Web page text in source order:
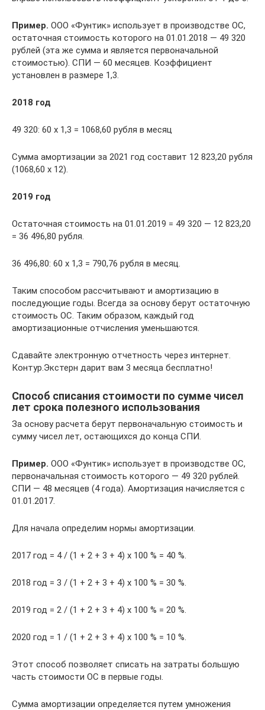
Пример. ООО «Фунтик» использует в производстве ОС,
остаточная стоимость которого на 01.01.2018 — 49 320
рублей (эта же сумма и является первоначальной
стоимостью). СПИ — 60 месяцев. Коэффициент
установлен в размере 1,3.
2018 год
49 320: 60 х 1,3 = 1068,60 рубля в месяц
Сумма амортизации за 2021 год составит 12 823,20 рубля
(1068,60 х 12).
2019 год
Остаточная стоимость на 01.01.2019 = 49 320 — 12 823,20
= 36 496,80 рубля.
36 496,80: 60 х 1,3 = 790,76 рубля в месяц.
Таким способом рассчитывают и амортизацию в
последующие годы. Всегда за основу берут остаточную
стоимость ОС. Таким образом, каждый год
амортизационные отчисления уменьшаются.
Сдавайте электронную отчетность через интернет.
Контур.Экстерн дарит вам 3 месяца бесплатно!
Способ списания стоимости по сумме чисел
лет срока полезного использования
За основу расчета берут первоначальную стоимость и
сумму чисел лет, остающихся до конца СПИ.
Пример. ООО «Фунтик» использует в производстве ОС,
первоначальная стоимость которого — 49 320 рублей.
СПИ — 48 месяцев (4 года). Амортизация начисляется с
01.01.2017.
Для начала определим нормы амортизации.
2017 год = 4 / (1 + 2 + 3 + 4) х 100 % = 40 %.
2018 год = 3 / (1 + 2 + 3 + 4) х 100 % = 30 %.
2019 год = 2 / (1 + 2 + 3 + 4) х 100 % = 20 %.
2020 год = 1 / (1 + 2 + 3 + 4) х 100 % = 10 %.
Этот способ позволяет списать на затраты большую
часть стоимости ОС в первые годы.
Сумма амортизации определяется путем умножения